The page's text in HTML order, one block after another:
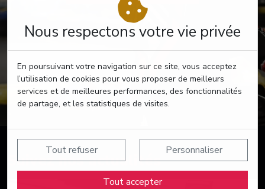
Nous respectons votre vie privée
En poursuivant votre navigation sur ce site, vous acceptez
l’utilisation de cookies pour vous proposer de meilleurs
services et de meilleures performances, des fonctionnalités
de partage, et les statistiques de visites.
Tout refuser Personnaliser
Tout accepter
Suivez nos actualités